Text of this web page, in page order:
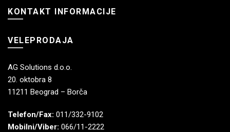
KONTAKT INFORMACIJE
VELEPRODAJA
AG Solutions d.o.o.
20. oktobra 8
11211 Beograd – Borča
Telefon/Fax: 011/332-9102
Mobilni/Viber: 066/11-2222